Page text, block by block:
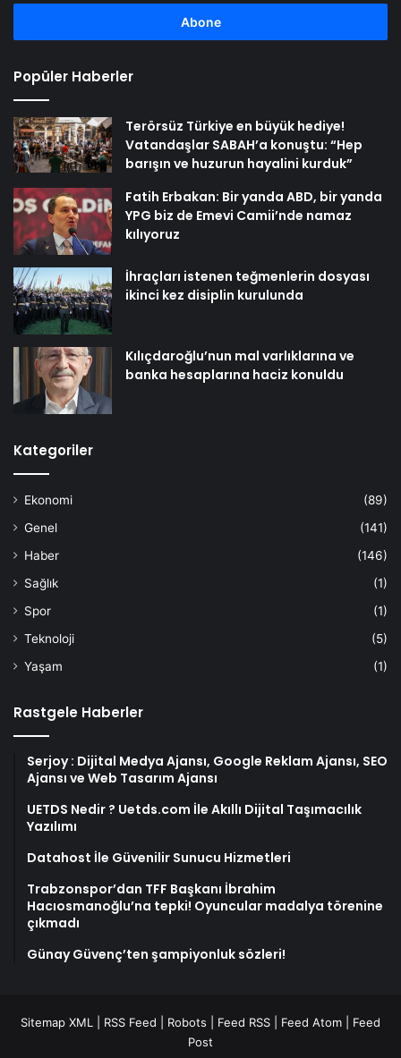
adresinizi
Popüler Haberler
Terörsüz Türkiye en büyük hediye!
Vatandaşlar SABAH’a konuştu: “Hep
barışın ve huzurun hayalini kurduk”
Fatih Erbakan: Bir yanda ABD, bir yanda
YPG biz de Emevi Camii’nde namaz
kılıyoruz
İhraçları istenen teğmenlerin dosyası
ikinci kez disiplin kurulunda
Kılıçdaroğlu’nun mal varlıklarına ve
banka hesaplarına haciz konuldu
Kategoriler
Ekonomi
(89)
Genel
(141)
Haber
(146)
Sağlık
(1)
Spor
(1)
Teknoloji
(5)
Yaşam
(1)
Rastgele Haberler
Serjoy : Dijital Medya Ajansı, Google Reklam Ajansı, SEO
Ajansı ve Web Tasarım Ajansı
UETDS Nedir ? Uetds.com İle Akıllı Dijital Taşımacılık
Yazılımı
Datahost İle Güvenilir Sunucu Hizmetleri
Trabzonspor’dan TFF Başkanı İbrahim
Hacıosmanoğlu’na tepki! Oyuncular madalya törenine
çıkmadı
Günay Güvenç’ten şampiyonluk sözleri!
Sitemap XML RSS Feed Robots Feed RSS Feed Atom
Feed
Post